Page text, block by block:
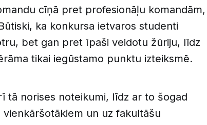
cīņā pret profesionāļu komandām,
ka konkursa ietvaros studenti
bet gan pret īpaši veidotu žūriju, līdz
tikai iegūstamo punktu izteiksmē.
tā norises noteikumi, līdz ar to šogad
un uz fakultāšu